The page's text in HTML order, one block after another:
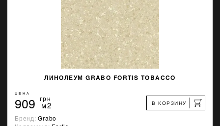
ЛИНОЛЕУМ GRABO FORTIS TOBACCO
ЦЕНА
909 грн
м2 В КОРЗИНУ
Бренд:Grabo